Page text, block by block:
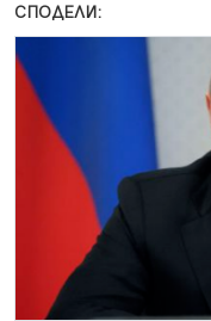
СПОДЕЛИ: